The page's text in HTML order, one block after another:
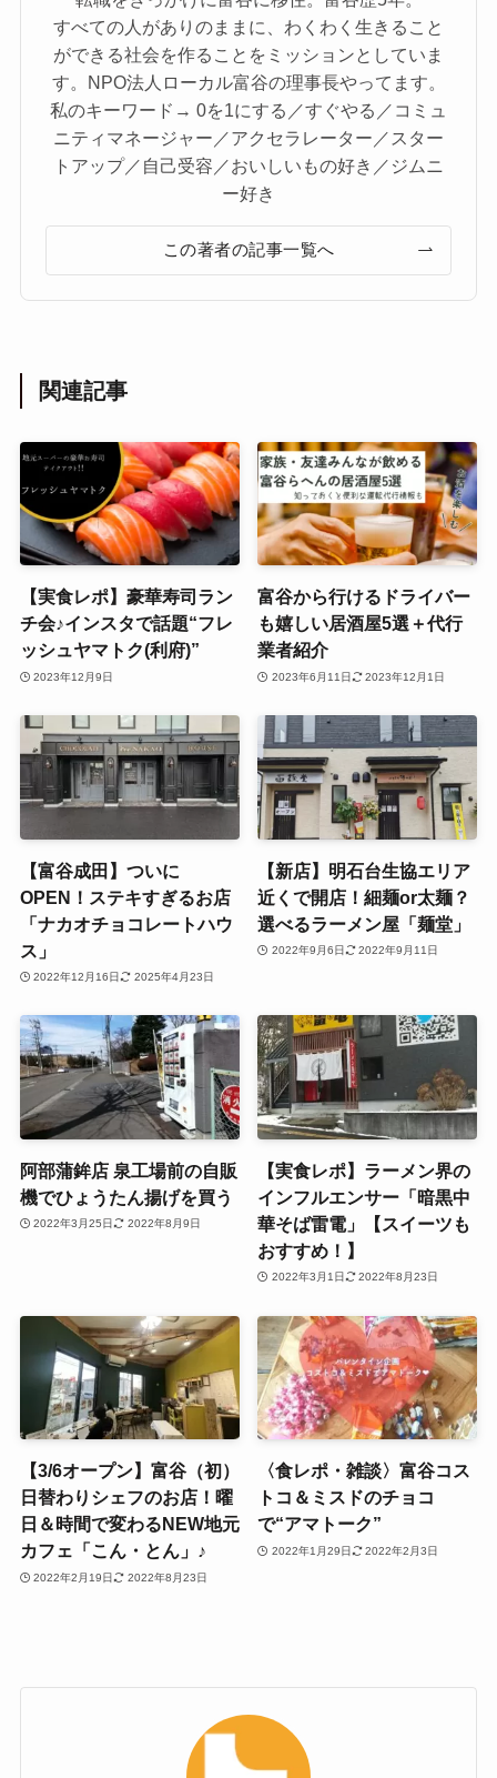
すべての人がありのままに、わくわく生きること
ができる社会を作ることをミッションとしていま
す。NPO法人ローカル富谷の理事長やってます。
私のキーワード→ 0を1にする／すぐやる／コミュ
ニティマネージャー／アクセラレーター／スター
トアップ／自己受容／おいしいもの好き／ジムニ
ー好き
この著者の記事一覧へ
関連記事
【実食レポ】豪華寿司ラン
チ会♪インスタで話題“フレ
ッシュヤマトク(利府)”
2023年12月9日
富谷から行けるドライバー
も嬉しい居酒屋5選＋代行
業者紹介
2023年6月11日 2023年12月1日
【富谷成田】ついに
OPEN！ステキすぎるお店
「ナカオチョコレートハウ
ス」
2022年12月16日 2025年4月23日
【新店】明石台生協エリア
近くで開店！細麺or太麺？
選べるラーメン屋「麺堂」
2022年9月6日 2022年9月11日
阿部蒲鉾店 泉工場前の自販
機でひょうたん揚げを買う
2022年3月25日 2022年8月9日
【実食レポ】ラーメン界の
インフルエンサー「暗黒中
華そば雷電」【スイーツも
おすすめ！】
2022年3月1日 2022年8月23日
【3/6オープン】富谷（初）
日替わりシェフのお店！曜
日＆時間で変わるNEW地元
カフェ「こん・とん」♪
2022年2月19日 2022年8月23日
〈食レポ・雑談〉富谷コス
トコ＆ミスドのチョコ
で“アマトーク”
2022年1月29日 2022年2月3日